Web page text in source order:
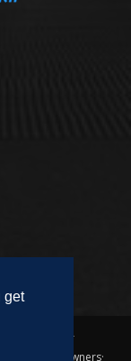
get
· And Our
Owners·